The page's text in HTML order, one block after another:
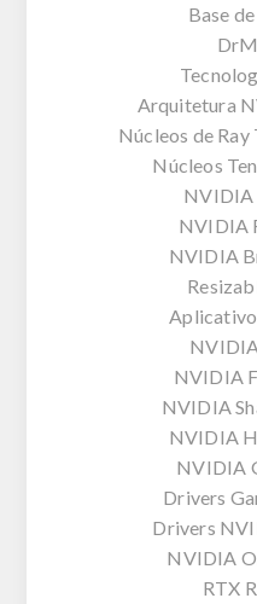
Base
Arquitetura
Núcleos de Ray
Núcleos
NVIDIA
NVIDIA
NVIDIA
NVIDIA
NVIDIA
NVIDIA
NVIDIA
Drivers
Drivers
NVIDIA
RTX